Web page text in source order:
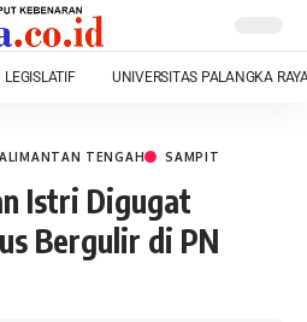
LEGISLATIF UNIVERSITAS PALANGKA
TENGAH SAMPIT
Istri Digugat
Bergulir di PN